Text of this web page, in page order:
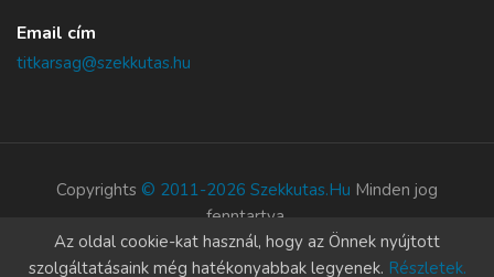
Email cím
titkarsag@szekkutas.hu
Copyrights © 2011-2026 Szekkutas.hu Minden jog
fenntartva.
Süti szabályzat
Az oldal cookie-kat használ, hogy az Önnek nyújtott
szolgáltatásaink még hatékonyabbak legyenek. Részletek.